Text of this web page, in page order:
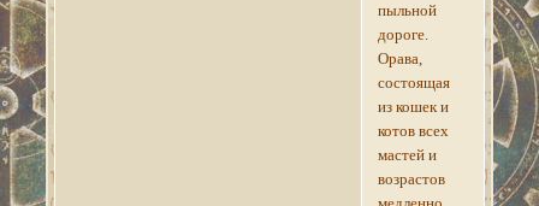
пыльной
дороге.
Орава,
состоящая
из кошек и
котов всех
мастей и
возрастов